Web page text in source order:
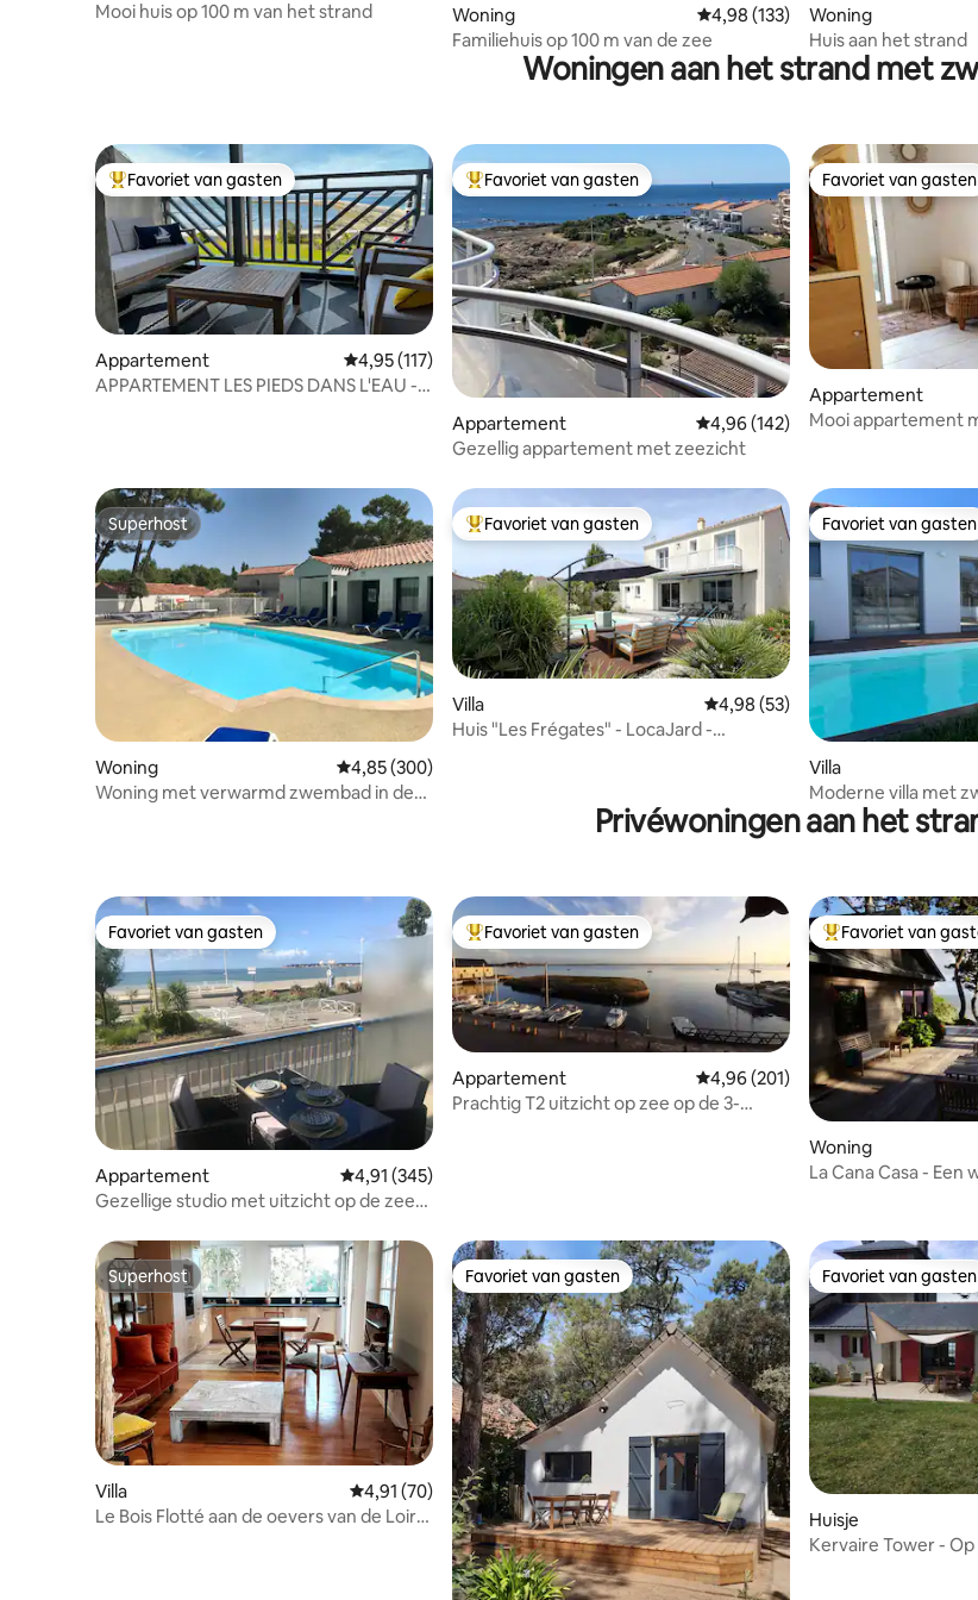
Mooi huis op 100 m van het strand
Woning Gemiddelde beoordeling van 4,98
4,98 (133)
Familiehuis op 100 m van de zee
Woning
Huis aan het strand
Woningen aan het strand met
Topfavoriet van gasten
Favoriet van gasten
Appartement Gemiddelde beoordeling van 4,95 uit 5, 117 recensies
4,95 (117)
APPARTEMENT LES PIEDS DANS L'EAU -
Topfavoriet van gasten
Favoriet van gasten
Appartement Gemiddelde beoordeling van 4,96
4,96 (142)
Gezellig appartement met zeezicht
Favoriet van gasten
Favoriet van gasten
Appartement
Mooi appartement
Superhost
Superhost
Woning Gemiddelde beoordeling van 4,85 uit 5, 300 recensies
4,85 (300)
Woning met verwarmd zwembad in de
Topfavoriet van gasten
Favoriet van gasten
Villa Gemiddelde beoordeling van
4,98 (53)
Huis "Les Frégates" - LocaJard -
Favoriet van gasten
Favoriet van gasten
Villa
Moderne villa met
oceaan op 350 m
Privéwoningen aan het
Favoriet van gasten
Favoriet van gasten
Appartement Gemiddelde beoordeling van 4,91 uit 5, 345 recensies
4,91 (345)
Gezellige studio met uitzicht op de zee
Topfavoriet van gasten
Favoriet van gasten
Appartement Gemiddelde beoordeling van 4,96
4,96 (201)
Prachtig T2 uitzicht op zee op de 3-
Topfavoriet van
Favoriet van
Woning
La Cana Casa - Een
Superhost
Superhost
Villa Gemiddelde beoordeling van 4,91 uit 5, 70 recensies
4,91 (70)
Le Bois Flotté aan de oevers van de Loire
Favoriet van gasten
Favoriet van gasten Favoriet van gasten
Favoriet van gasten
Huisje
Kervaire Tower -